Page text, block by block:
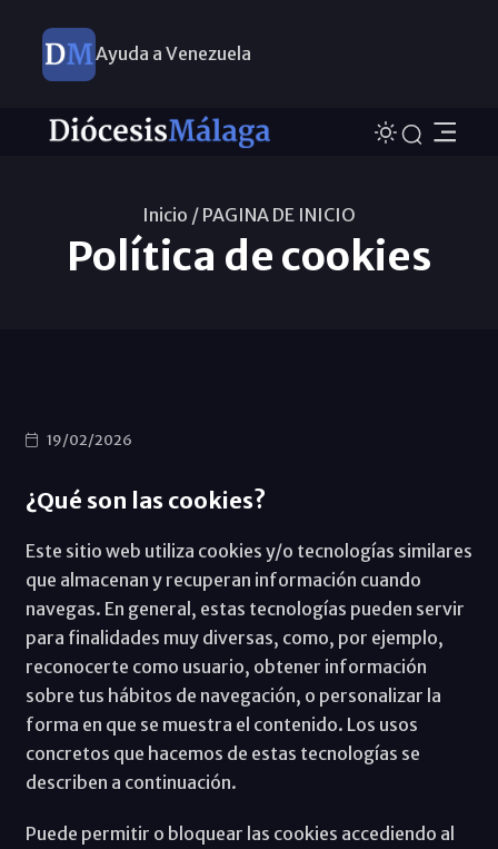
Ayuda a Venezuela
Inicio / PAGINA DE INICIO
Política de cookies
19/02/2026
¿Qué son las cookies?
Este sitio web utiliza cookies y/o tecnologías similares
que almacenan y recuperan información cuando
navegas. En general, estas tecnologías pueden servir
para finalidades muy diversas, como, por ejemplo,
reconocerte como usuario, obtener información
sobre tus hábitos de navegación, o personalizar la
forma en que se muestra el contenido. Los usos
concretos que hacemos de estas tecnologías se
describen a continuación.
Puede permitir o bloquear las cookies accediendo al